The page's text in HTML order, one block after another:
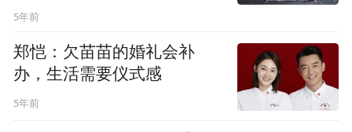
5年前
郑恺：欠苗苗的婚礼会补
办，生活需要仪式感
5年前